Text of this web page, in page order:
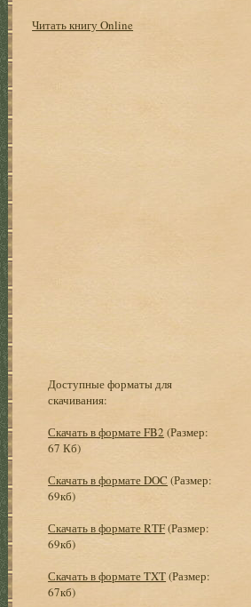
Читать книгу Online
Доступные форматы для
скачивания:
Скачать в формате FB2 (Размер:
67 Кб)
Скачать в формате DOC (Размер:
69кб)
Скачать в формате RTF(Размер:
69кб)
Скачать в формате TXT(Размер:
67кб)